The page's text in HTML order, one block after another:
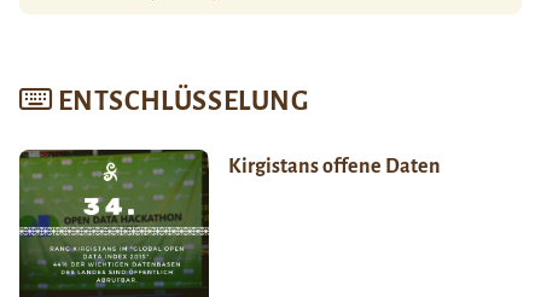
ENTSCHLÜSSELUNG
Kirgistans offene Daten